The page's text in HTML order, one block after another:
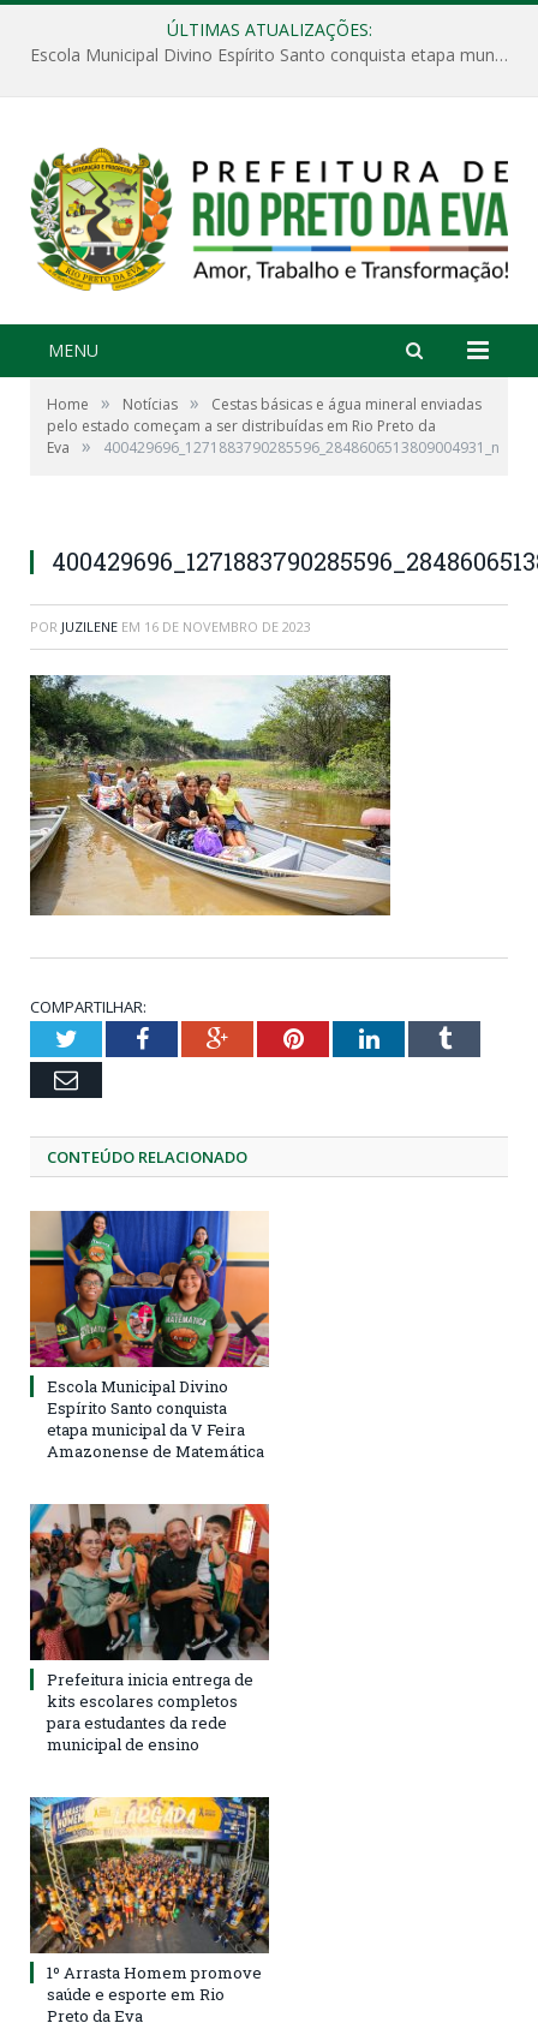
ÚLTIMAS ATUALIZAÇÕES:
Escola Municipal Divino Espírito Santo conquista etapa municipal da V Feira Amazonense de Matemática
MENU
Home » Notícias »
Cestas básicas e água mineral enviadas
pelo estado começam a ser distribuídas em Rio Preto da
Eva
» 400429696_1271883790285596_2848606513809004931_n
POR JUZILENE EM 16 DE NOVEMBRO DE 2023
COMPARTILHAR:
TwitterFacebookGoogle+PinterestLinkedInTumblr
Email
CONTEÚDO RELACIONADO
Escola Municipal Divino
Espírito Santo conquista
etapa municipal da V Feira
Amazonense de Matemática
Prefeitura inicia entrega de
kits escolares completos
para estudantes da rede
municipal de ensino
1º Arrasta Homem promove
saúde e esporte em Rio
Preto da Eva